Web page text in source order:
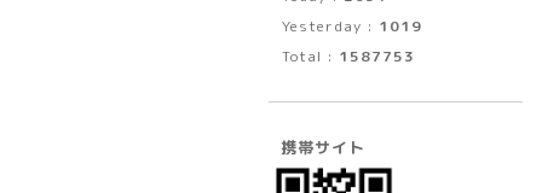
Yesterday : 1019
Total : 1587753
携帯サイト